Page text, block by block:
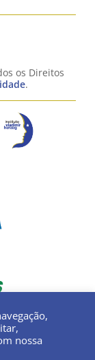
os Direitos
.
nossa